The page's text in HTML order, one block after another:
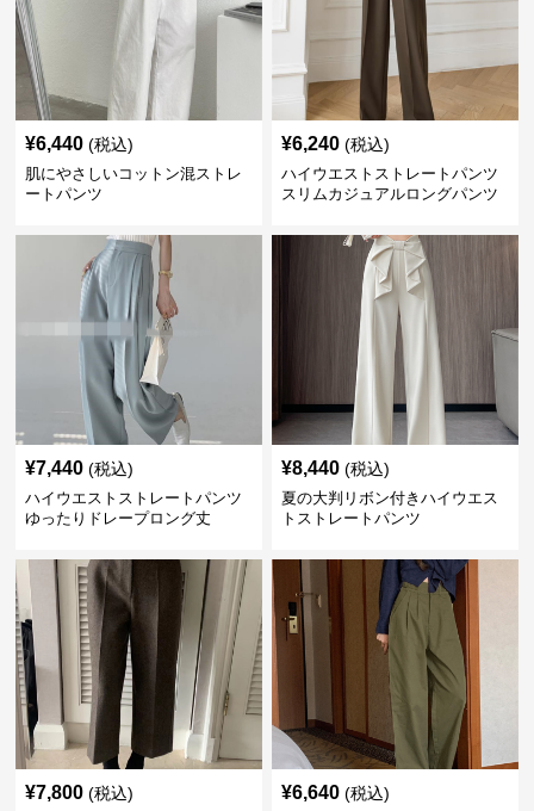
¥6,440 (税込)
肌にやさしいコットン混ストレ
ートパンツ
¥6,240 (税込)
ハイウエストストレートパンツ
スリムカジュアルロングパンツ
¥7,440 (税込)
ハイウエストストレートパンツ
ゆったりドレープロング丈
¥8,440 (税込)
夏の大判リボン付きハイウエス
トストレートパンツ
¥7,800 (税込) ¥6,640 (税込)